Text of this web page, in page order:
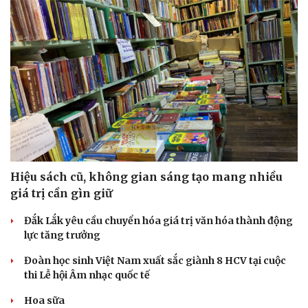
Cây thuốc
Sản phụ khoa
Nhi khoa
Nam khoa
Làm đẹp - giảm cân
Phòng mạch online
Ăn sạch sống khỏe
Blog
Tình yêu - Gia đình
Hiệu sách cũ, không gian sáng tạo mang nhiều
giá trị cần gìn giữ
Đắk Lắk yêu cầu chuyển hóa giá trị văn hóa thành động
lực tăng trưởng
Đoàn học sinh Việt Nam xuất sắc giành 8 HCV tại cuộc
thi Lễ hội Âm nhạc quốc tế
Hoa sữa